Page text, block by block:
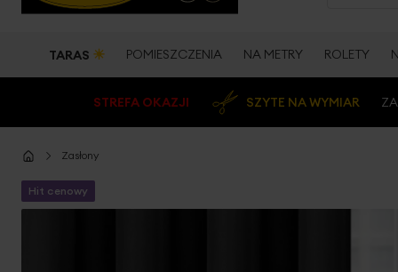
TARAS ☀ POMIESZCZENIA NA METRY ROLETY
STREFA OKAZJI SZYTE NA WYMIAR
Zasłony
Hit cenowy